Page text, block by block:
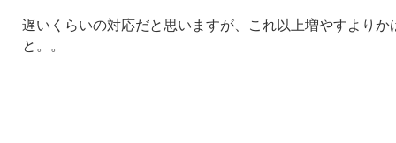
遅いくらいの対応だと思いますが、これ以上増やすよりか
と。。